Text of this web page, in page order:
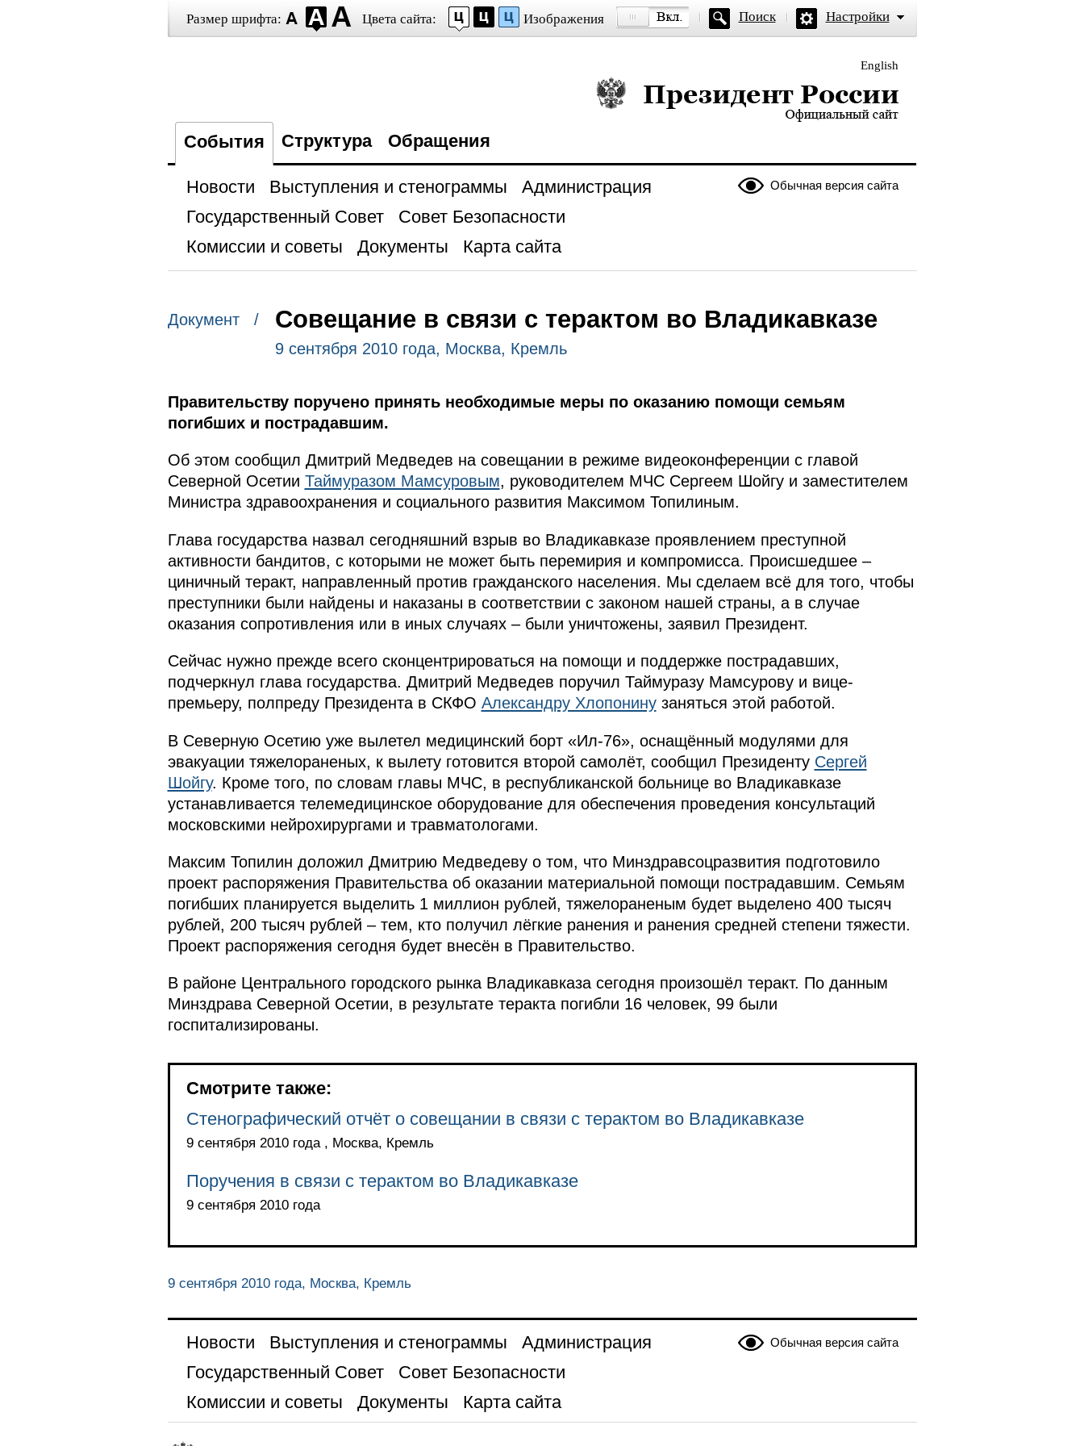
Размер шрифта: Цвета сайта: Изображения Поиск Настройки
English
Президент России — официальный сайт
События Структура Обращения
Обычная версия сайта
Новости Выступления и стенограммы
Администрация
Государственный Совет
Совет Безопасности
Комиссии и советы
Документы Карта сайта
Документ / Совещание в связи с терактом во Владикавказе
9 сентября 2010 года, Москва, Кремль
Правительству поручено принять необходимые меры по оказанию помощи семьям
погибших и пострадавшим.
Об этом сообщил Дмитрий Медведев на совещании в режиме видеоконференции с главой
Северной Осетии Таймуразом Мамсуровым, руководителем МЧС Сергеем Шойгу и заместителем
Министра здравоохранения и социального развития Максимом Топилиным.
Глава государства назвал сегодняшний взрыв во Владикавказе проявлением преступной
активности бандитов, с которыми не может быть перемирия и компромисса. Происшедшее –
циничный теракт, направленный против гражданского населения. Мы сделаем всё для того, чтобы
преступники были найдены и наказаны в соответствии с законом нашей страны, а в случае
оказания сопротивления или в иных случаях – были уничтожены, заявил Президент.
Сейчас нужно прежде всего сконцентрироваться на помощи и поддержке пострадавших,
подчеркнул глава государства. Дмитрий Медведев поручил Таймуразу Мамсурову и вице-
премьеру, полпреду Президента в СКФО Александру Хлопонинузаняться этой работой.
В Северную Осетию уже вылетел медицинский борт «Ил-76», оснащённый модулями для
эвакуации тяжелораненых, к вылету готовится второй самолёт, сообщил Президенту Сергей
Шойгу. Кроме того, по словам главы МЧС, в республиканской больнице во Владикавказе
устанавливается телемедицинское оборудование для обеспечения проведения консультаций
московскими нейрохирургами и травматологами.
Максим Топилин доложил Дмитрию Медведеву о том, что Минздравсоцразвития подготовило
проект распоряжения Правительства об оказании материальной помощи пострадавшим. Семьям
погибших планируется выделить 1 миллион рублей, тяжелораненым будет выделено 400 тысяч
рублей, 200 тысяч рублей – тем, кто получил лёгкие ранения и ранения средней степени тяжести.
Проект распоряжения сегодня будет внесён в Правительство.
В районе Центрального городского рынка Владикавказа сегодня произошёл теракт. По данным
Минздрава Северной Осетии, в результате теракта погибли 16 человек, 99 были
госпитализированы.
Смотрите также:
Стенографический отчёт о совещании в связи с терактом во Владикавказе
9 сентября 2010 года , Москва, Кремль
Поручения в связи с терактом во Владикавказе
9 сентября 2010 года
9 сентября 2010 года, Москва, Кремль
Обычная версия сайта
Новости Выступления и стенограммы
Администрация
Государственный Совет
Совет Безопасности
Комиссии и советы
Документы Карта сайта